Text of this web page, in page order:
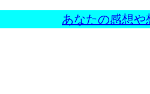
あなたの感想や